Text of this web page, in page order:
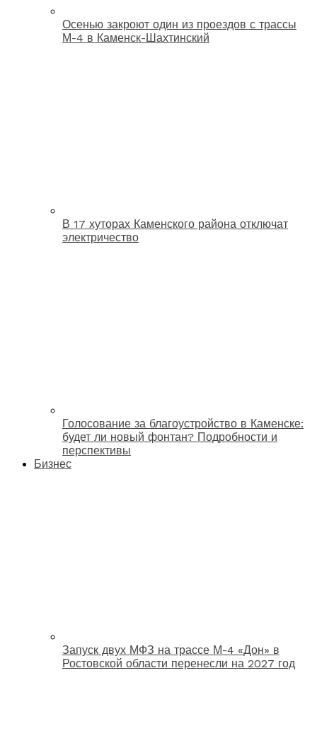
Осенью закроют один из проездов с трассы
М-4 в Каменск-Шахтинский
В 17 хуторах Каменского района отключат
электричество
Голосование за благоустройство в Каменске:
будет ли новый фонтан? Подробности и
перспективы
Бизнес
Запуск двух МФЗ на трассе М-4 «Дон» в
Ростовской области перенесли на 2027 год